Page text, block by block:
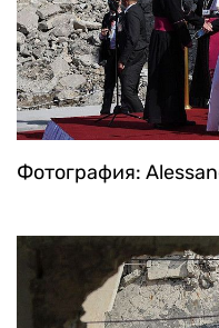
Фотография: